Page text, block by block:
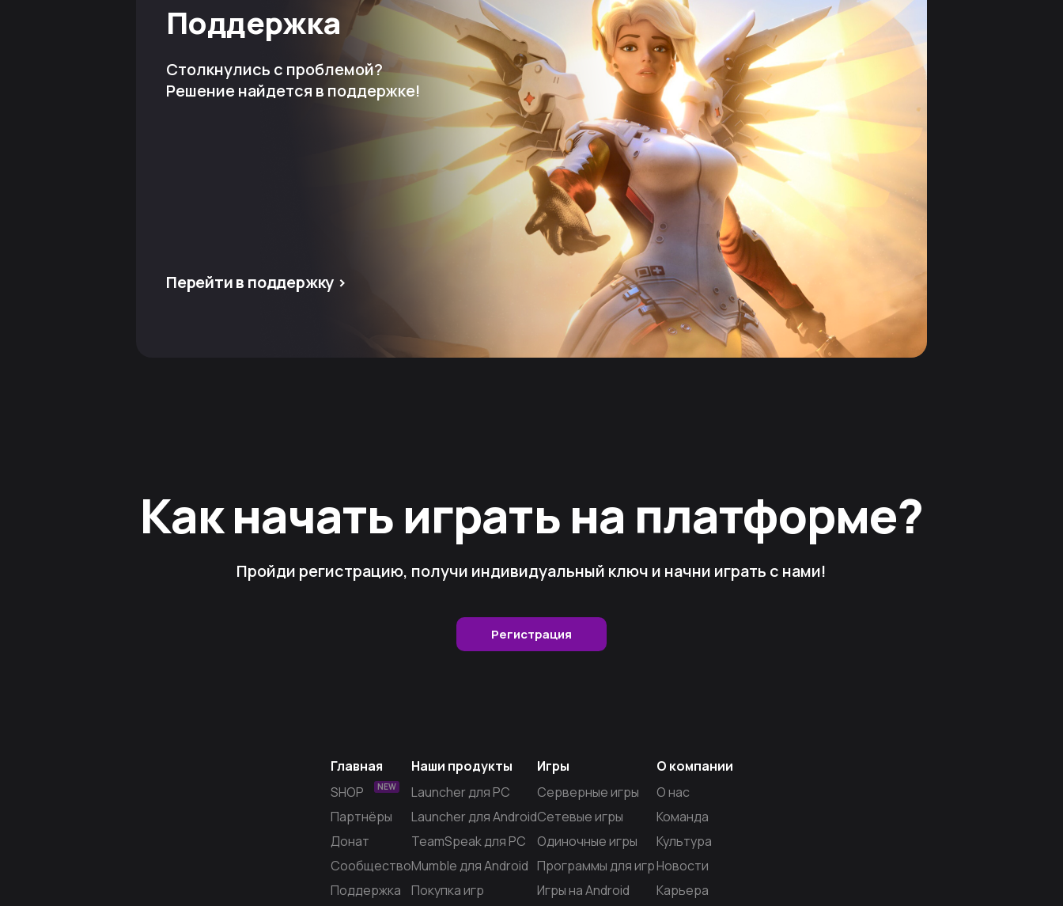
Поддержка
Столкнулись с проблемой?
Решение найдется в поддержке!
Перейти в поддержку >
Как начать играть на платформе?
Пройди регистрацию, получи индивидуальный ключ и начни играть с нами!
Регистрация
Главная
SHOP
NEW
Партнёры
Донат
Сообщество
Поддержка
Наши продукты
Launcher для PC
Launcher для Android
TeamSpeak для PC
Mumble для Android
Покупка игр
Игры
Серверные игры
Сетевые игры
Одиночные игры
Программы для игр
Игры на Android
О компании
О нас
Команда
Культура
Новости
Карьера